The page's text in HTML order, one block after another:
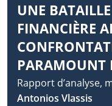
UNE
FINANCIÈRE
PARAMOUNT
Rapport d’analyse,
Antonios Vlassis